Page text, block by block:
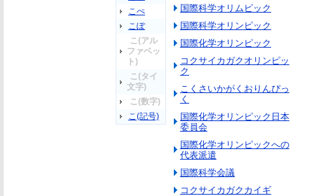
こぺ
こぽ
こ(アル
ファベッ
ト)
こ(タイ
文字)
こ(数字)
こ(記号)
国際科学オリムピック
国際科学オリンピック
国際化学オリンピック
コクサイカガクオリンピッ
ク
こくさいかがくおりんぴっ
く
国際化学オリンピック日本
委員会
国際化学オリンピックへの
代表派遣
国際科学会議
コクサイカガクカイギ